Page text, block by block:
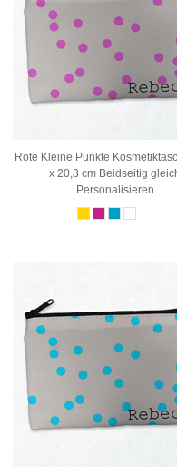
Rote Kleine Punkte
x 20,3 cm Beidseitig
Personalisieren